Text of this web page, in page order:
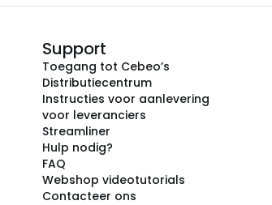
Support
Toegang tot Cebeo’s
Distributiecentrum
Instructies voor aanlevering
voor leveranciers
Streamliner
Hulp nodig?
FAQ
Webshop videotutorials
Contacteer ons